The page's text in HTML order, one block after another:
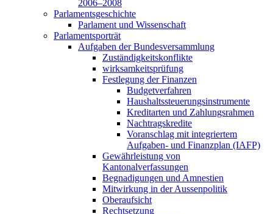
2006–2008
Parlamentsgeschichte
Parlament und Wissenschaft
Parlamentsporträt
Aufgaben der Bundesversammlung
Zuständigkeitskonflikte
wirksamkeitsprüfung
Festlegung der Finanzen
Budgetverfahren
Haushaltssteuerungsinstrumente
Kreditarten und Zahlungsrahmen
Nachtragskredite
Voranschlag mit integriertem
Aufgaben- und Finanzplan (IAFP)
Gewährleistung von
Kantonalverfassungen
Begnadigungen und Amnestien
Mitwirkung in der Aussenpolitik
Oberaufsicht
Rechtsetzung